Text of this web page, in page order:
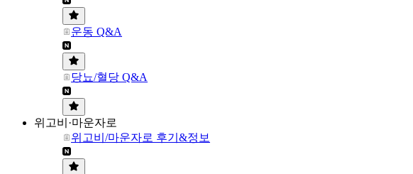
운동 Q&A
당뇨/혈당 Q&A
위고비·마운자로
위고비/마운자로 후기&정보